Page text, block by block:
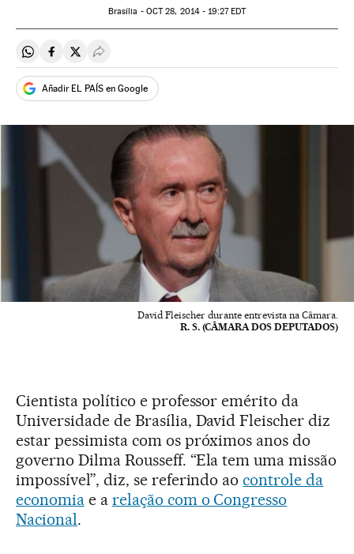
Brasília - OCT28, 2014 - 19:27EDT
Compartir en Whatsapp
Compartir en Facebook
Compartir en Twitter
Desplegar Redes Sociales
Añadir EL PAÍS en Google
David Fleischer durante entrevista na Câmara.
R. S. (CÂMARA DOS DEPUTADOS)
Cientista político e professor emérito da
Universidade de Brasília, David Fleischer diz
estar pessimista com os próximos anos do
governo Dilma Rousseff. “Ela tem uma missão
impossível”, diz, se referindo aocontrole da
economiae a relação com o Congresso
Nacional.